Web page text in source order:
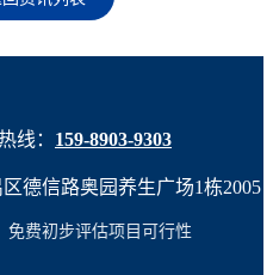
线： 159-8903-9303
德信路奥园养生广场1栋2005
免费初步评估项目可行性